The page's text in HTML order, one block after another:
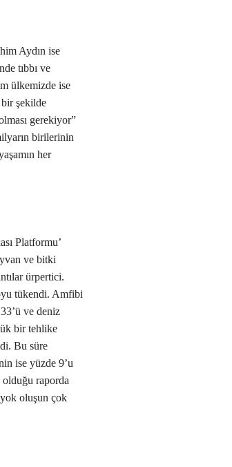
Aydın ise
tıbbı ve
ülkemizde ise
şekilde
gerekiyor”
birilerinin
her
Platformu’
ve bitki
ürpertici.
tükendi. Amfibi
ve deniz
bir tehlike
Bu süre
ise yüzde 9’u
raporda
yok oluşun çok